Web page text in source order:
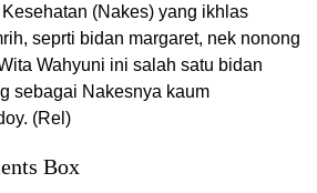
(Nakes) yang ikhlas
seprti bidan margaret, nek nonong
Wahyuni ini salah satu bidan
sebagai Nakesnya kaum
(Rel)
Box